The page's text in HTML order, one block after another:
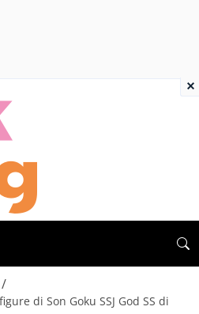
/
di Son Goku SSJ God SS di
×